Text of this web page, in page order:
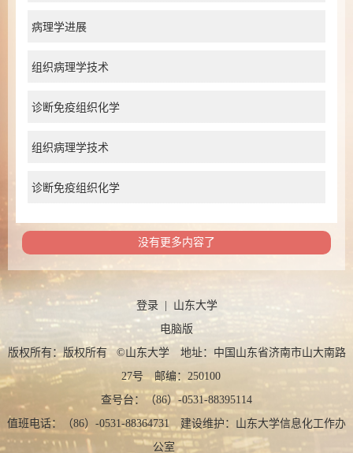
病理学进展
组织病理学技术
诊断免疫组织化学
组织病理学技术
诊断免疫组织化学
没有更多内容了
登录| 山东大学
电脑版
版权所有：版权所有 ©山东大学 地址：中国山东省济南市山大南路
27号 邮编：250100
查号台：（86）-0531-88395114
值班电话：（86）-0531-88364731 建设维护：山东大学信息化工作办
公室